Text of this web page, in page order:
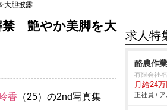
大胆披露
禁 艶やか美脚を大
香 （25）の2nd写真集
求人特
酪農作
有限会社
月給24万
正社員 /